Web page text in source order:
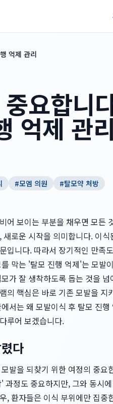
억제 관리
요합니
억제 관리
#모엠 의원 #탈모약 처방
어 보이는 부분을 채우면 모든
로운 시작을 의미합니다. 이
입니다. 따라서 장기적인 만족
막는 '탈모 진행 억제'는 모발
가 잘 생착하도록 돕는 것을
의 핵심은 바로 기존 모발을 지
서는 왜 모발이식 후 탈모 진
루어 보겠습니다.
다
발을 되찾기 위한 여정의 중요
정도 중요하지만, 그와 동시
환자들은 이식 부위에만 집중